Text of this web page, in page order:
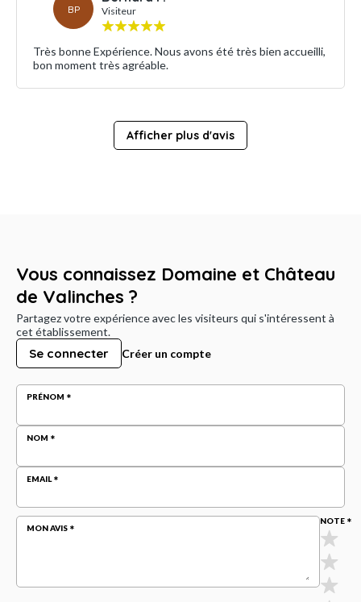
BP Visiteur
Très bonne Expérience. Nous avons été très bien accueilli,
bon moment très agréable.
Afficher plus d'avis
Vous connaissez Domaine et Château
de Valinches ?
Partagez votre expérience avec les visiteurs qui s'intéressent à
cet établissement.
Se connecter Créer un compte
PRÉNOM
NOM
EMAIL
MON AVIS
NOTE